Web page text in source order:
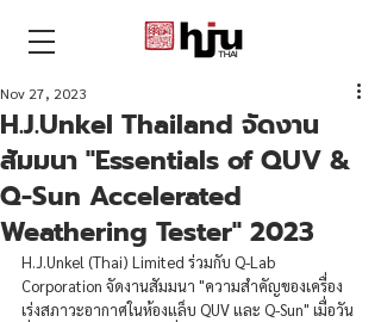
THAI
H.J.Unkel Thailand จัดงาน
สัมมนา "Essentials of QUV &
Q-Sun Accelerated
Weathering Tester" 2023
Nov 27, 2023
H.J.Unkel (Thai) Limited ร่วมกับ Q-Lab
Corporation จัดงานสัมมนา "ความสำคัญของเครื่อง
เร่งสภาวะอากาศในห้องแล็บ QUV และ Q-Sun" เมื่อวัน